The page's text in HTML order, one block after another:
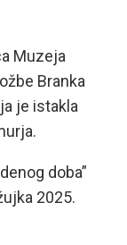
Muzeja
Branka
je istakla
doba”
2025.